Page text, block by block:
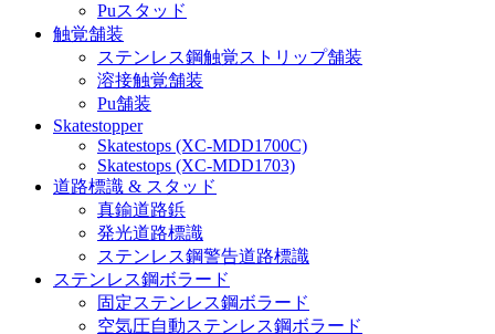
Puスタッド
触覚舗装
ステンレス鋼触覚ストリップ舗装
溶接触覚舗装
Pu舗装
Skatestopper
Skatestops (XC-MDD1700C)
Skatestops (XC-MDD1703)
道路標識 & スタッド
真鍮道路鋲
発光道路標識
ステンレス鋼警告道路標識
ステンレス鋼ボラード
固定ステンレス鋼ボラード
空気圧自動ステンレス鋼ボラード